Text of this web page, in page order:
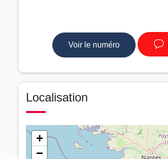
Voir le numéro
Localisation
+
−